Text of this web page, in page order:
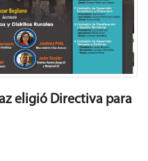
eligió Directiva para